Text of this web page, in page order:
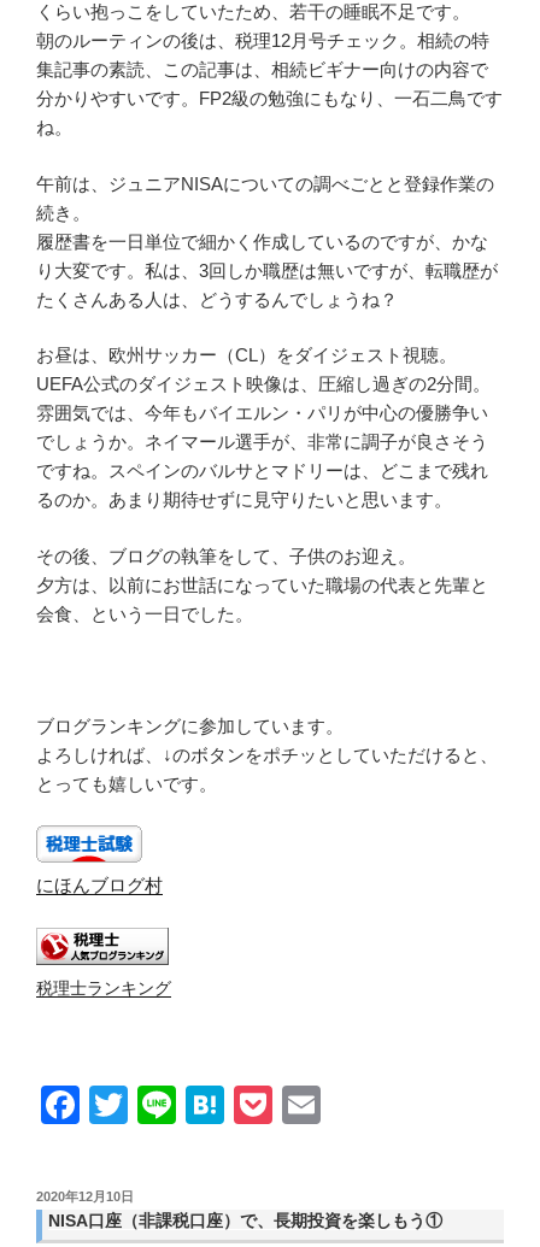
くらい抱っこをしていたため、若干の睡眠不足です。
朝のルーティンの後は、税理12月号チェック。相続の特
集記事の素読、この記事は、相続ビギナー向けの内容で
分かりやすいです。FP2級の勉強にもなり、一石二鳥です
ね。
午前は、ジュニアNISAについての調べごとと登録作業の
続き。
履歴書を一日単位で細かく作成しているのですが、かな
り大変です。私は、3回しか職歴は無いですが、転職歴が
たくさんある人は、どうするんでしょうね？
お昼は、欧州サッカー（CL）をダイジェスト視聴。
UEFA公式のダイジェスト映像は、圧縮し過ぎの2分間。
雰囲気では、今年もバイエルン・パリが中心の優勝争い
でしょうか。ネイマール選手が、非常に調子が良さそう
ですね。スペインのバルサとマドリーは、どこまで残れ
るのか。あまり期待せずに見守りたいと思います。
その後、ブログの執筆をして、子供のお迎え。
夕方は、以前にお世話になっていた職場の代表と先輩と
会食、という一日でした。
ブログランキングに参加しています。
よろしければ、↓のボタンをポチッとしていただけると、
とっても嬉しいです。
にほんブログ村
税理士ランキング
F
c
e
T
tt
er
Li
H
n
P
et
投
日:
2020年12月10日
NISA口座（非課税口座）で、長期投資を楽しもう①